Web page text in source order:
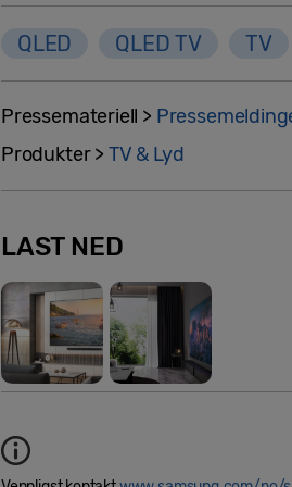
QLED QLED TV TV
Pressemateriell >
Produkter > TV & Lyd
LAST NED